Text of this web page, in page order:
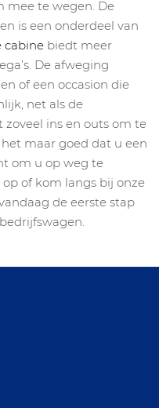
mee te wegen. De
is een onderdeel van
cabine biedt meer
De afweging
of een occasion die
net als de
ins en outs om te
maar goed dat u een
om u op weg te
of kom langs bij onze
de eerste stap